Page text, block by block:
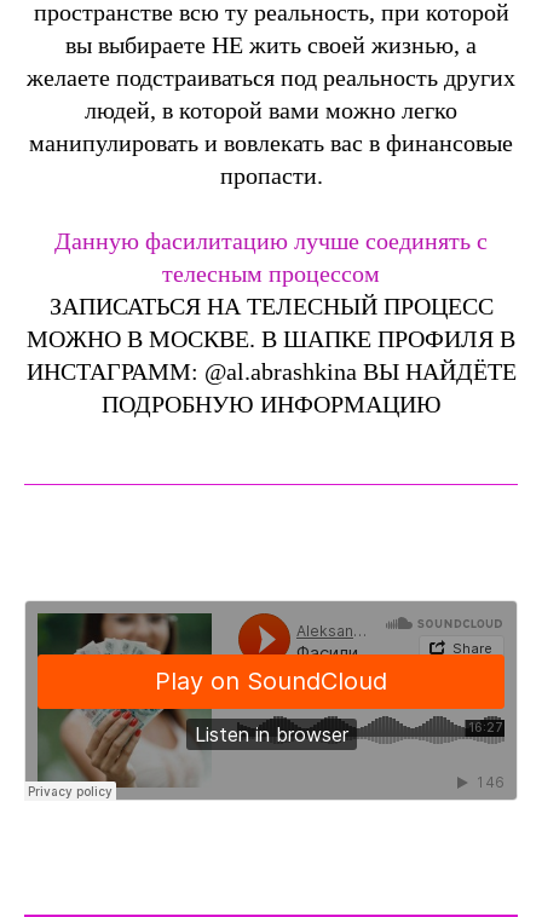
пространстве всю ту реальность, при которой
вы выбираете НЕ жить своей жизнью, а
желаете подстраиваться под реальность других
людей, в которой вами можно легко
манипулировать и вовлекать вас в финансовые
пропасти.
Данную фасилитацию лучше соединять с
телесным процессом
ЗАПИСАТЬСЯ НА ТЕЛЕСНЫЙ ПРОЦЕСС
МОЖНО В МОСКВЕ. В ШАПКЕ ПРОФИЛЯ В
ИНСТАГРАММ: @al.abrashkina ВЫ НАЙДЁТЕ
ПОДРОБНУЮ ИНФОРМАЦИЮ